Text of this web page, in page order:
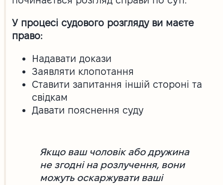
У процесі судового розгляду ви маєте
право:
Надавати докази
Заявляти клопотання
Ставити запитання іншій стороні та
свідкам
Давати пояснення суду
Якщо ваш чоловік або дружина
не згодні на розлучення, вони
можуть оскаржувати ваші